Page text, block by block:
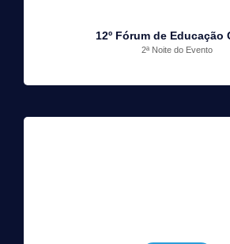
12º Fórum de Educação
2ª Noite do Evento